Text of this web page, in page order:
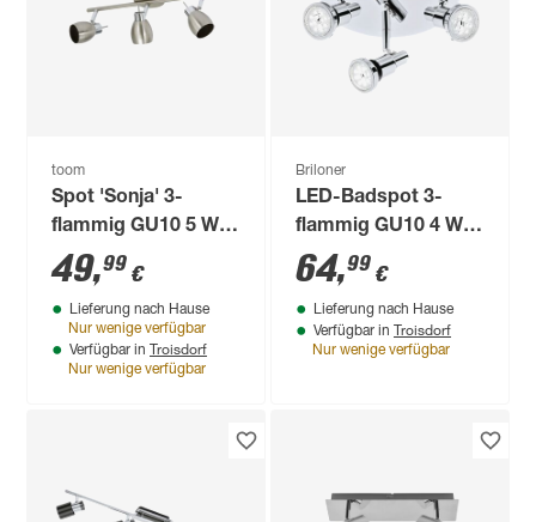
toom
Spot 'Sonja' 3-
flammig GU10 5 W
45,5 x 13,5 cm
49,99 €
Lieferung nach Hause
Nur wenige verfügbar
Verfügbar in Troisdorf
Nur wenige verfügbar
Briloner
LED-Badspot 3-
flammig GU10 4 W
400 lm warmweiß 21
x 10,6 cm
64,99 €
Lieferung nach Hause
Verfügbar in Troisdorf
Nur wenige verfügbar